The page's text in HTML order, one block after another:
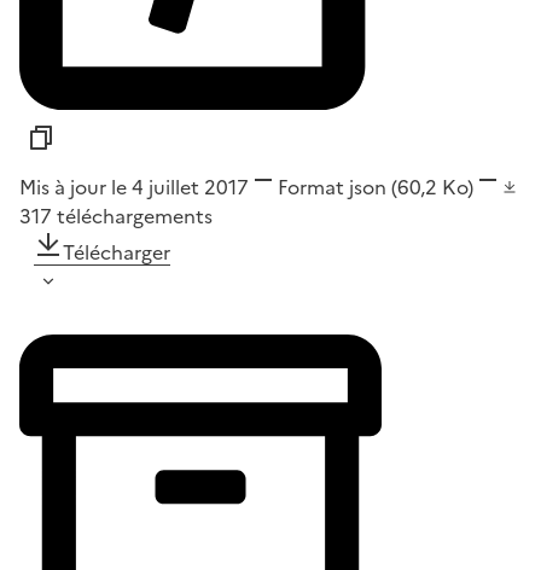
Mis à jour le 4 juillet 2017 Format json (60,2 Ko)
317 téléchargements
Télécharger